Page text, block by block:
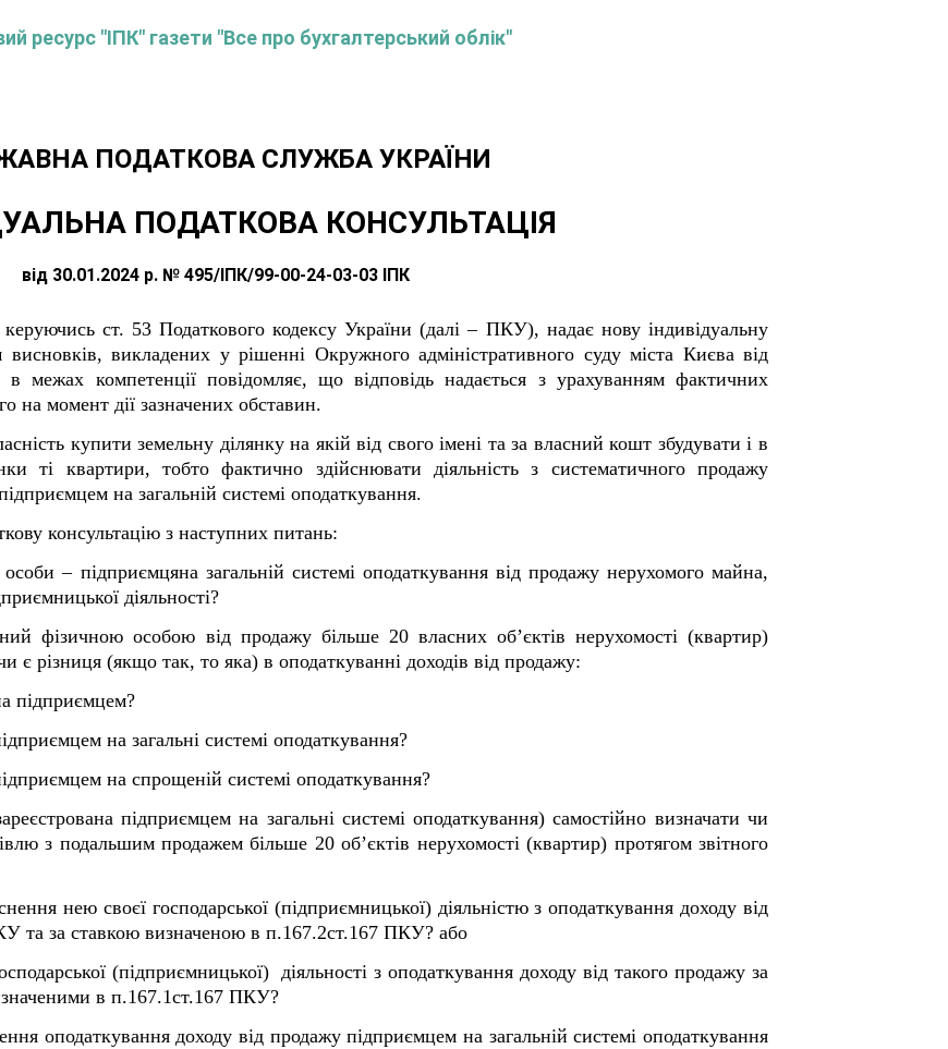
ресурс "ІПК" газети "Все про бухгалтерський облік"
ПОДАТКОВА СЛУЖБА УКРАЇНИ
ПОДАТКОВА КОНСУЛЬТАЦІЯ
від 30.01.2024 р. № 495/ІПК/99-00-24-03-03 ІПК
ст. 53 Податкового кодексу України (далі – ПКУ), надає нову індивідуальну
висновків, викладених у рішенні Окружного адміністративного суду міста Києва від
межах компетенції повідомляє, що відповідь надається з урахуванням фактичних
на момент дії зазначених обставин.
купити земельну ділянку на якій від свого імені та за власний кошт збудувати і в
ті квартири, тобто фактично здійснювати діяльність з систематичного продажу
на загальній системі оподаткування.
консультацію з наступних питань:
– підприємцяна загальній системі оподаткування від продажу нерухомого майна,
діяльності?
фізичною особою від продажу більше 20 власних об’єктів нерухомості (квартир)
є різниця (якщо так, то яка) в оподаткуванні доходів від продажу:
підприємцем?
на загальні системі оподаткування?
на спрощеній системі оподаткування?
підприємцем на загальні системі оподаткування) самостійно визначати чи
з подальшим продажем більше 20 об’єктів нерухомості (квартир) протягом звітного
нею своєї господарської (підприємницької) діяльністю з оподаткування доходу від
та за ставкою визначеною в п.167.2ст.167 ПКУ? або
(підприємницької) діяльності з оподаткування доходу від такого продажу за
в п.167.1ст.167 ПКУ?
оподаткування доходу від продажу підприємцем на загальній системі оподаткування